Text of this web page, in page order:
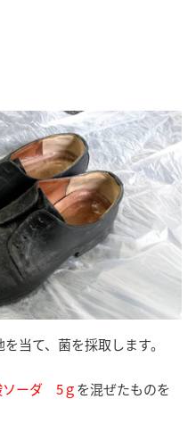
当て、菌を採取します。
ーダ 5ｇを混ぜたものを